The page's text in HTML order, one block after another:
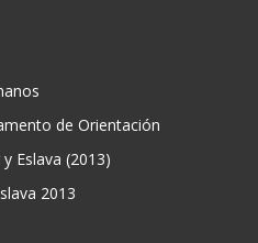
de Orientación
Eslava (2013)
2013